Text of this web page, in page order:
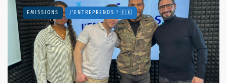
EMISSIONS J'ENTREPRENDS ! 🇫🇷